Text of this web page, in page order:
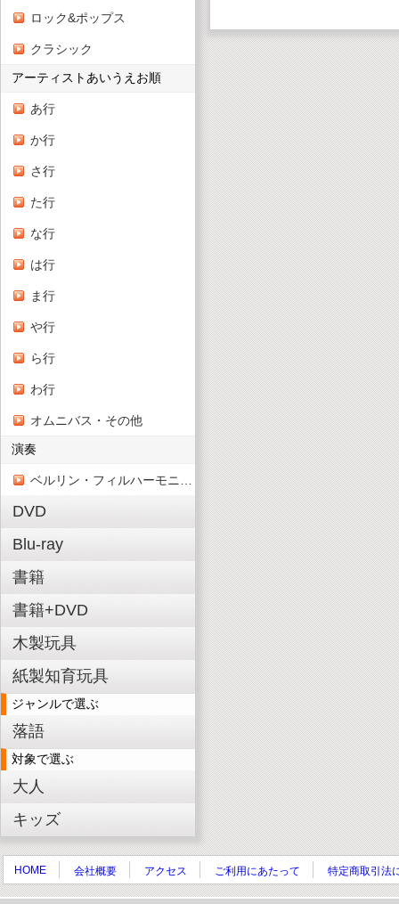
ロック&ポップス
クラシック
アーティストあいうえお順
あ行
か行
さ行
た行
な行
は行
ま行
や行
ら行
わ行
オムニバス・その他
演奏
DVD
Blu-ray
書籍
書籍+DVD
木製玩具
紙製知育玩具
ジャンルで選ぶ
落語
対象で選ぶ
大人
キッズ
HOME 会社概要 アクセス ご利用にあたって 特定商取引法